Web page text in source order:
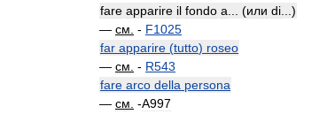
fare apparire il fondo a ... (или di ...)
— см - F1025
far apparire (tutto) roseo
— см - R543
fare arco della persona
— см -A997